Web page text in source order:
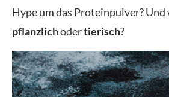
Hype um das Proteinpulver? Und
pflanzlichodertierisch?